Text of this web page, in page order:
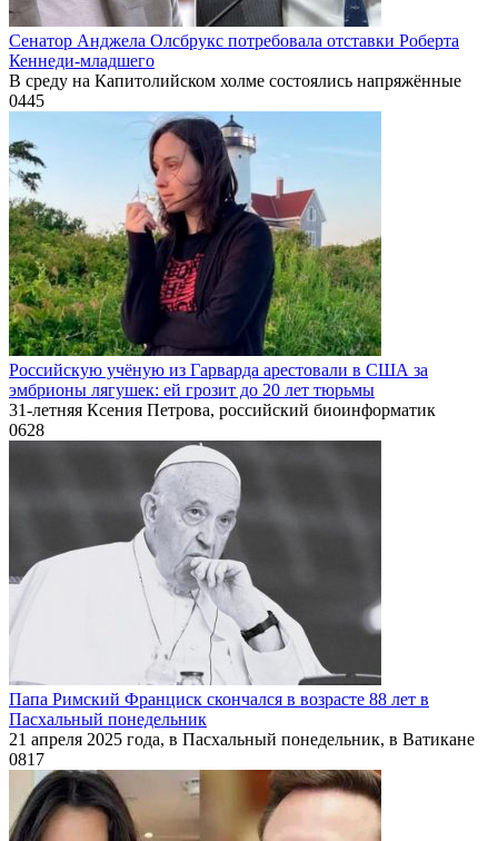
Сенатор Анджела Олсбрукс потребовала отставки Роберта
Кеннеди-младшего
В среду на Капитолийском холме состоялись напряжённые
0445
Российскую учёную из Гарварда арестовали в США за
эмбрионы лягушек: ей грозит до 20 лет тюрьмы
31-летняя Ксения Петрова, российский биоинформатик
0628
Папа Римский Франциск скончался в возрасте 88 лет в
Пасхальный понедельник
21 апреля 2025 года, в Пасхальный понедельник, в Ватикане
0817